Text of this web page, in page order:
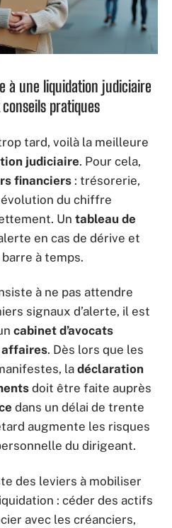
à une liquidation judiciaire
pratiques
tard, voilà la meilleure
judiciaire. Pour cela,
financiers : trésorerie,
du chiffre
Un tableau de
en cas de dérive et
à temps.
à ne pas attendre
signaux d’alerte, il est
cabinet d’avocats
affaires. Dès lors que les
la déclaration
doit être faite auprès
dans un délai de trente
augmente les risques
du dirigeant.
des leviers à mobiliser
: céder des actifs
avec les créanciers,